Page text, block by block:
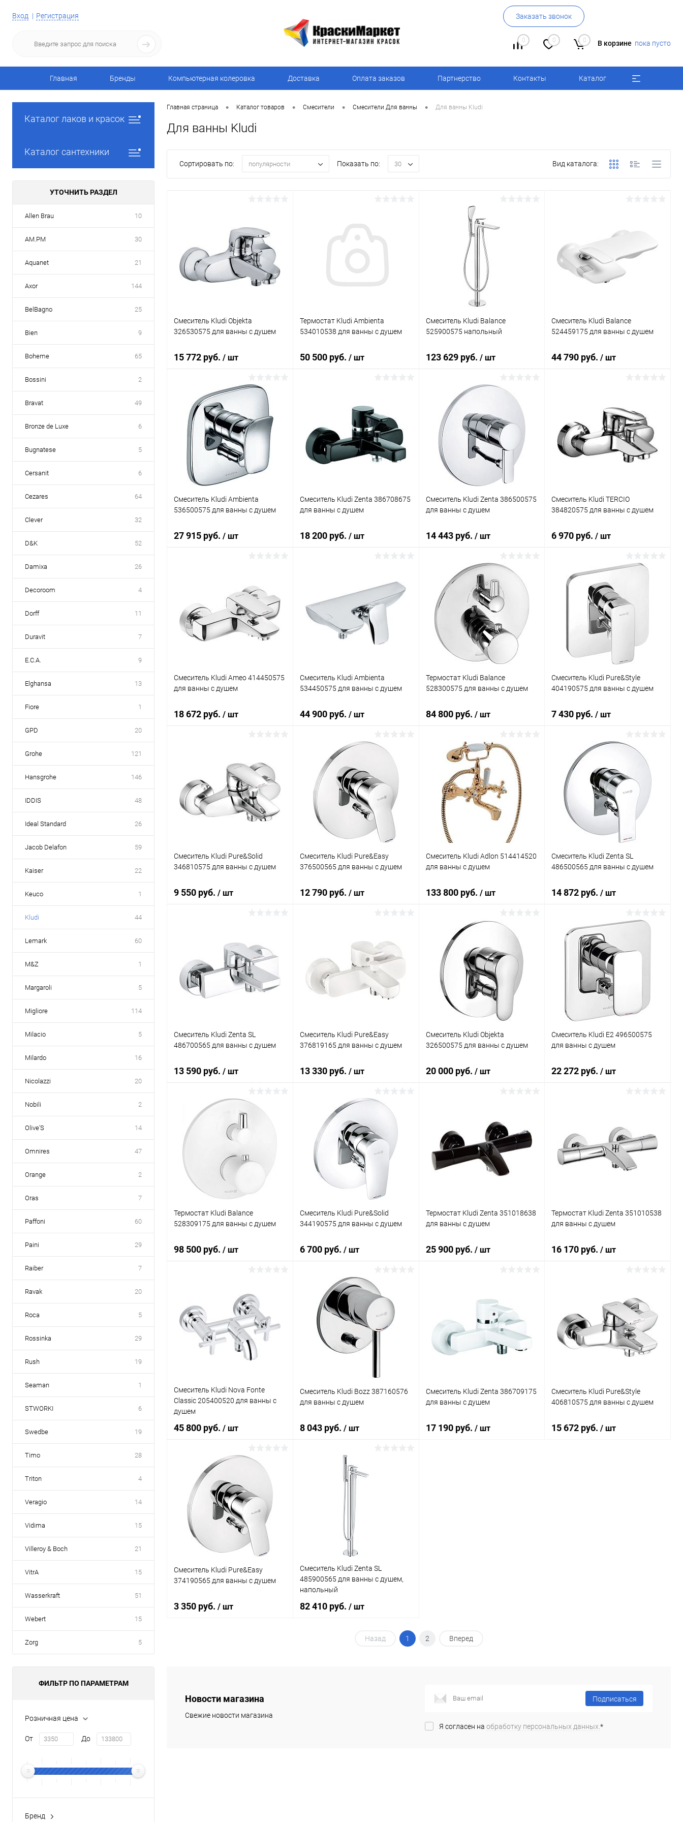
Вход Регистрация Заказать звонок
0 0 0 В корзине пока пусто
Главная Бренды Компьютерная колеровка Доставка Оплата заказов Партнерство Контакты Каталог
Каталог лаков и красок
Каталог сантехники
УТОЧНИТЬ РАЗДЕЛ
Allen Brau 10
AM.PM 30
Aquanet 21
Axor 144
BelBagno 25
Bien 9
Boheme 65
Bossini 2
Bravat 49
Bronze de Luxe 6
Bugnatese 5
Cersanit 6
Cezares 64
Clever 32
D&K 52
Damixa 26
Decoroom 4
Dorff 11
Duravit 7
E.C.A. 9
Elghansa 13
Fiore 1
GPD 20
Grohe 121
Hansgrohe 146
IDDIS 48
Ideal Standard 26
Jacob Delafon 59
Kaiser 22
Keuco 1
Kludi 44
Lemark 60
M&Z 1
Margaroli 5
Migliore 114
Milacio 5
Milardo 16
Nicolazzi 20
Nobili 2
Olive'S 14
Omnires 47
Orange 2
Oras 7
Paffoni 60
Paini 29
Raiber 7
Ravak 20
Roca 5
Rossinka 29
Rush 19
Seaman 1
STWORKI 6
Swedbe 19
Timo 28
Triton 4
Veragio 14
Vidima 15
Villeroy & Boch 21
VitrA 15
Wasserkraft 51
Webert 15
Zorg 5
ФИЛЬТР ПО ПАРАМЕТРАМ
Розничная цена
От До
Бренд
Главная страница • Каталог товаров • Смесители • Смесители Для ванны • Для ванны Kludi
Для ванны Kludi
Сортировать по: популярности Показать по: 30 Вид каталога:
Смеситель Kludi Objekta
326530575 для ванны с душем
15 772 руб. / шт
В корзину
Купить в 1 клик Сравнение
В избранное Под заказ
Термостат Kludi Ambienta
534010538 для ванны с душем
50 500 руб. / шт
Купить в 1 клик Сравнение
В избранное Под заказ
Смеситель Kludi Balance
525900575 напольный
123 629 руб. / шт
Купить в 1 клик Сравнение
Под заказ
Смеситель Kludi Balance
524459175 для ванны с душем
44 790 руб./ шт
Купить в 1 клик Сравнение
В избранное Под заказ
Смеситель Kludi Ambienta
536500575 для ванны с душем
27 915 руб. / шт
Купить в 1 клик Сравнение
В избранное Под заказ
Смеситель Kludi Zenta 386708675
для ванны с душем
18 200 руб. / шт
Купить в 1 клик Сравнение
В избранное Под заказ
Смеситель Kludi Zenta 386500575
для ванны с душем
14 443 руб. / шт
В корзину
Купить в 1 клик Сравнение
В избранное Под заказ
Смеситель Kludi TERCIO
384820575 для ванны с душем
6 970 руб./ шт
Купить в 1 клик Сравнение
В избранное
Смеситель Kludi Ameo 414450575
для ванны с душем
18 672 руб. / шт
Купить в 1 клик Сравнение
В избранное Под заказ
Смеситель Kludi Ambienta
534450575 для ванны с душем
44 900 руб. / шт
Купить в 1 клик Сравнение
В избранное Под заказ
Термостат Kludi Balance
528300575 для ванны с душем
84 800 руб. / шт
В корзину
Купить в 1 клик Сравнение
В избранное Под заказ
Смеситель Kludi Pure&Style
404190575 для ванны с душем
7 430 руб./ шт
Купить в 1 клик Сравнение
В избранное Под заказ
Смеситель Kludi Pure&Solid
346810575 для ванны с душем
9 550 руб. / шт
Купить в 1 клик Сравнение
В избранное Под заказ
Смеситель Kludi Pure&Easy
376500565 для ванны с душем
12 790 руб. / шт
Купить в 1 клик Сравнение
В избранное Под заказ
Смеситель Kludi Adlon 514414520
для ванны с душем
133 800 руб. / шт
Купить в 1 клик Сравнение
В избранное Под заказ
Смеситель Kludi Zenta SL
486500565 для ванны с душем
14 872 руб./ шт
В корзину
Купить в 1 клик
В избранное
Смеситель Kludi Zenta SL
486700565 для ванны с душем
13 590 руб. / шт
В корзину
Купить в 1 клик
Под заказ
Смеситель Kludi Pure&Easy
376819165 для ванны с душем
13 330 руб. / шт
Купить в 1 клик Сравнение
В избранное Под заказ
Смеситель Kludi Objekta
326500575 для ванны с душем
20 000 руб. / шт
Купить в 1 клик Сравнение
В избранное Под заказ
Смеситель Kludi E2 496500575
для ванны с душем
22 272 руб./ шт
Купить в 1 клик Сравнение
В избранное Под заказ
Термостат Kludi Balance
528309175 для ванны с душем
98 500 руб. / шт
В корзину
Купить в 1 клик Сравнение
В избранное Под заказ
Смеситель Kludi Pure&Solid
344190575 для ванны с душем
6 700 руб. / шт
В корзину
Купить в 1 клик Сравнение
В избранное Под заказ
Термостат Kludi Zenta 351018638
для ванны с душем
25 900 руб. / шт
Купить в 1 клик Сравнение
В избранное Под заказ
Термостат Kludi Zenta 351010538
для ванны с душем
16 170 руб./ шт
Купить в 1 клик Сравнение
В избранное Под заказ
Смеситель Kludi Nova Fonte
Classic 205400520 для ванны с
душем
45 800 руб. / шт
Купить в 1 клик Сравнение
В избранное Под заказ
Смеситель Kludi Bozz 387160576
для ванны с душем
8 043 руб. / шт
В корзину
Купить в 1 клик
В избранное
Смеситель Kludi Zenta 386709175
для ванны с душем
17 190 руб. / шт
Смеситель Kludi Pure&Style
406810575 для ванны с душем
15 672 руб./ шт
Смеситель Kludi Pure&Easy
374190565 для ванны с душем
3 350 руб. / шт
Смеситель Kludi Zenta SL
485900565 для ванны с душем,
напольный
82 410 руб. / шт
Назад 1 2 Вперед
Новости магазина
Свежие новости магазина
Подписаться
Я согласен на обработку персональных данных. *